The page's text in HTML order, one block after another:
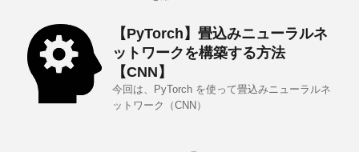
【PyTorch】畳込みニューラルネ
ットワークを構築する方法
【CNN】
今回は、PyTorch を使って畳込みニューラルネ
ットワーク（CNN）